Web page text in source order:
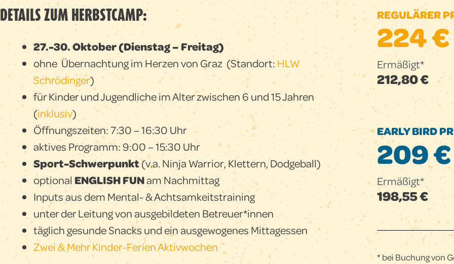
DETAILS ZUM HERBSTCAMP:
27.-30. Oktober (Dienstag – Freitag)
ohne Übernachtung im Herzen von Graz (Standort: HLW
Schrödinger)
für Kinder und Jugendliche im Alter zwischen 6 und 15 Jahren
(inklusiv)
Öffnungszeiten: 7:30 – 16:30 Uhr
aktives Programm: 9:00 – 15:30 Uhr
Sport-Schwerpunkt(v.a. Ninja Warrior, Klettern, Dodgeball)
optional ENGLISH FUNam Nachmittag
Inputs aus dem Mental- & Achtsamkeitstraining
unter der Leitung von ausgebildeten Betreuer*innen
täglich gesunde Snacks und ein ausgewogenes Mittagessen
Zwei & Mehr Kinder-Ferien Aktivwochen
REGULÄRER
224 €
Ermäßigt*
212,80 €
EARLY BIRD
209 €
Ermäßigt*
198,55 €
* bei Buchung von